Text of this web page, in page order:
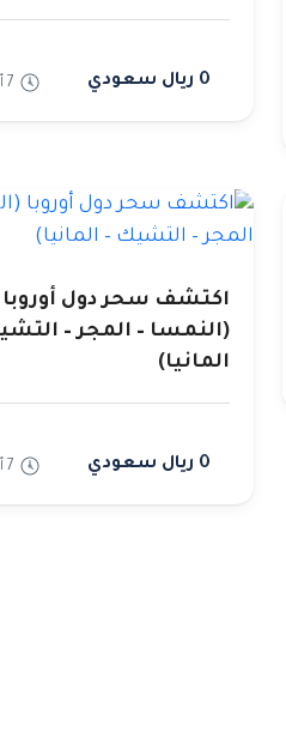
0 ريال سعودي 7 أيام - 6 ليالي
اكتشف سحر دول أوروبا
(النمسا – المجر –
المانيا)
0 ريال سعودي 7 أيام - 6 ليالي